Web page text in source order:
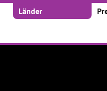
Länder